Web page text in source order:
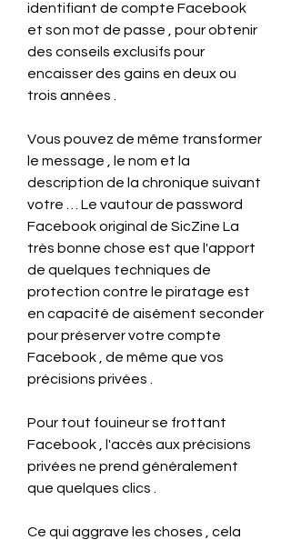
identifiant de compte Facebook
et son mot de passe , pour obtenir
des conseils exclusifs pour
encaisser des gains en deux ou
trois années .
Vous pouvez de même transformer
le message , le nom et la
description de la chronique suivant
votre … Le vautour de password
Facebook original de SicZine La
très bonne chose est que l'apport
de quelques techniques de
protection contre le piratage est
en capacité de aisément seconder
pour préserver votre compte
Facebook , de même que vos
précisions privées .
Pour tout fouineur se frottant
Facebook , l'accès aux précisions
privées ne prend généralement
que quelques clics .
Ce qui aggrave les choses , cela